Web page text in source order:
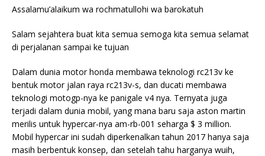
Assalamu’alaikum wa rochmatullohi wa barokatuh
Salam sejahtera buat kita semua semoga kita semua selamat
di perjalanan sampai ke tujuan
Dalam dunia motor honda membawa teknologi rc213v ke
bentuk motor jalan raya rc213v-s, dan ducati membawa
teknologi motogp-nya ke panigale v4 nya. Ternyata juga
terjadi dalam dunia mobil, yang mana baru saja aston martin
merilis untuk hypercar-nya am-rb-001 seharga $ 3 million.
Mobil hypercar ini sudah diperkenalkan tahun 2017 hanya saja
masih berbentuk konsep, dan setelah tahu harganya wuih,